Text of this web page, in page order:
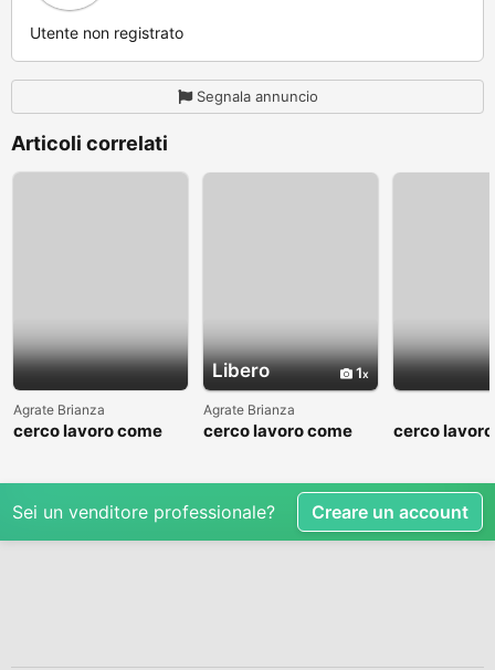
Utente non registrato
Segnala annuncio
Articoli correlati
Agrate Brianza
cerco lavoro come
Libero 1
Agrate Brianza
cerco lavoro come
cerco
Sei un venditore professionale? Creare un account